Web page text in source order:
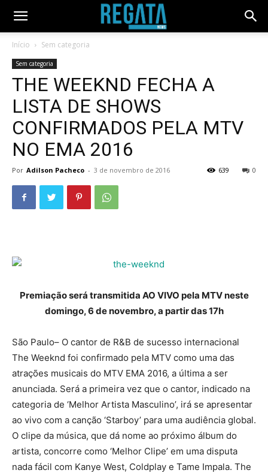
Início Sem categoria
Sem categoria
THE WEEKND FECHA A
LISTA DE SHOWS
CONFIRMADOS PELA MTV
NO EMA 2016
Por Adilson Pacheco - 3 de novembro de 2016 0
639
Premiação será transmitida AO VIVO pela MTVneste
domingo, 6 de novembro, a partir das 17h
São Paulo– O cantor de R&B de sucesso internacional
The Weeknd foi confirmado pela MTV como uma das
atrações musicais do MTV EMA 2016, a última a ser
anunciada. Será a primeira vez que o cantor, indicado na
categoria de ‘Melhor Artista Masculino’, irá se apresentar
ao vivo com a canção ‘Starboy’ para uma audiência global.
O clipe da música, que dá nome ao próximo álbum do
artista, concorre como ‘Melhor Clipe’ em uma disputa
nada fácil com Kanye West, Coldplay e Tame Impala. The